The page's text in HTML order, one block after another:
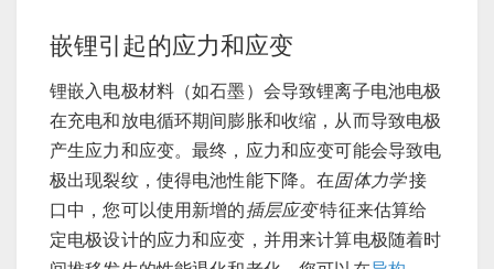
嵌锂引起的应力和应变
锂嵌入电极材料（如石墨）会导致锂离子电池电极
在充电和放电循环期间膨胀和收缩，从而导致电极
产生应力和应变。最终，应力和应变可能会导致电
极出现裂纹，使得电池性能下降。在固体力学接
口中，您可以使用新增的插层应变特征来估算给
定电极设计的应力和应变，并用来计算电极随着时